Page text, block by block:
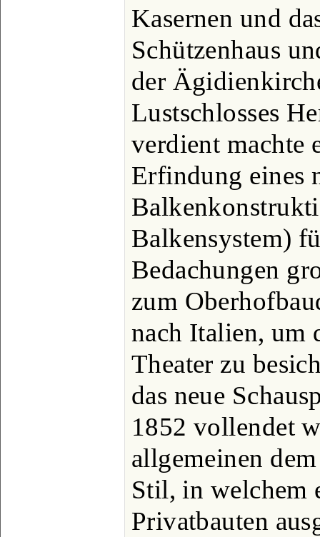
Kasernen und
Schützenhaus
der
Lustschlosses
verdient machte
Erfindung eines
Balkensystem)
Bedachungen
zum
nach Italien, um
Theater zu
das neue
1852 vollendet
allgemeinen
Stil, in welchem
Privatbauten